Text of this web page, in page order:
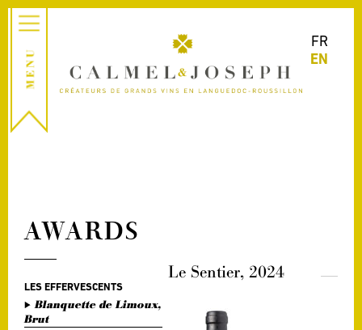
FR
EN
AWARDS
LES EFFERVESCENTS
Blanquette de Limoux,
Brut
Le Sentier, 2024